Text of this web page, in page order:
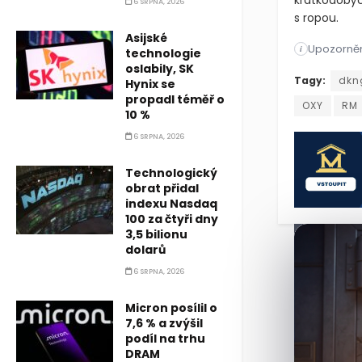
s ropou.
Společnost
i
Společnost
Tagy:
OXY
RM
Asijské
technologie
oslabily, SK
Hynix se
propadl téměř o
10 %
6 SRPNA, 2026
Technologický
obrat přidal
indexu Nasdaq
100 za čtyři dny
3,5 bilionu
dolarů
6 SRPNA, 2026
Micron posílil o
7,6 % a zvýšil
podíl na trhu
DRAM